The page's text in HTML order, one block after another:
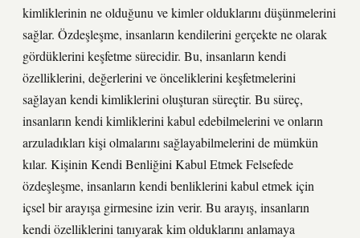
kimliklerinin ne olduğunu ve kimler olduklarını düşünmelerini
sağlar. Özdeşleşme, insanların kendilerini gerçekte ne olarak
gördüklerini keşfetme sürecidir. Bu, insanların kendi
özelliklerini, değerlerini ve önceliklerini keşfetmelerini
sağlayan kendi kimliklerini oluşturan süreçtir. Bu süreç,
insanların kendi kimliklerini kabul edebilmelerini ve onların
arzuladıkları kişi olmalarını sağlayabilmelerini de mümkün
kılar. Kişinin Kendi Benliğini Kabul Etmek Felsefede
özdeşleşme, insanların kendi benliklerini kabul etmek için
içsel bir arayışa girmesine izin verir. Bu arayış, insanların
kendi özelliklerini tanıyarak kim olduklarını anlamaya